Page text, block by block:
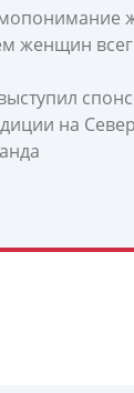
женщин
на